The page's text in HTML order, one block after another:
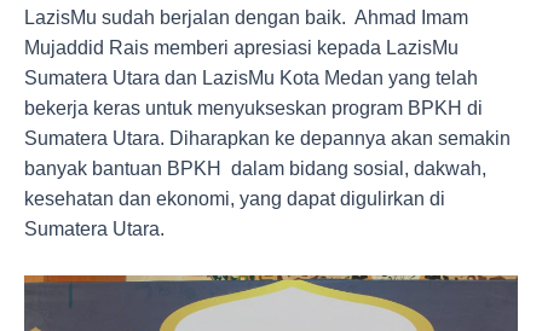
LazisMu sudah berjalan dengan baik. Ahmad Imam
Mujaddid Rais memberi apresiasi kepada LazisMu
Sumatera Utara dan LazisMu Kota Medan yang telah
bekerja keras untuk menyukseskan program BPKH di
Sumatera Utara. Diharapkan ke depannya akan semakin
banyak bantuan BPKH dalam bidang sosial, dakwah,
kesehatan dan ekonomi, yang dapat digulirkan di
Sumatera Utara.